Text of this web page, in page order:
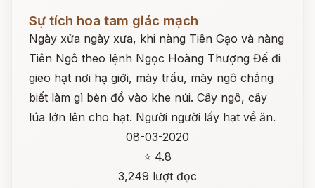
Sự tích hoa tam giác mạch
Ngày xửa ngày xưa, khi nàng Tiên Gạo và nàng
Tiên Ngô theo lệnh Ngọc Hoàng Thượng Đế đi
gieo hạt nơi hạ giới, mày trấu, mày ngô chẳng
biết làm gì bèn đổ vào khe núi. Cây ngô, cây
lúa lớn lên cho hạt. Người người lấy hạt về ăn.
08-03-2020
⭐ 4.8
3,249 lượt đọc